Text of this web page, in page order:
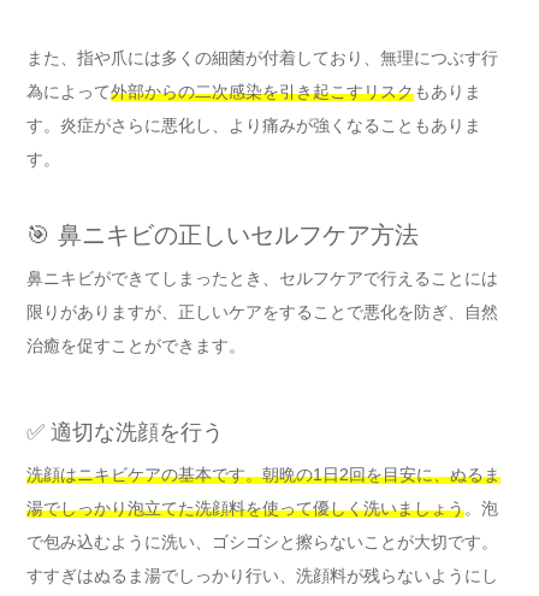
また、指や爪には多くの細菌が付着しており、無理につぶす行
為によって外部からの二次感染を引き起こすリスクもありま
す。炎症がさらに悪化し、より痛みが強くなることもありま
す。
🎯 鼻ニキビの正しいセルフケア方法
鼻ニキビができてしまったとき、セルフケアで行えることには
限りがありますが、正しいケアをすることで悪化を防ぎ、自然
治癒を促すことができます。
✅ 適切な洗顔を行う
洗顔はニキビケアの基本です。朝晩の1日2回を目安に、ぬるま
湯でしっかり泡立てた洗顔料を使って優しく洗いましょう。泡
で包み込むように洗い、ゴシゴシと擦らないことが大切です。
すすぎはぬるま湯でしっかり行い、洗顔料が残らないようにし